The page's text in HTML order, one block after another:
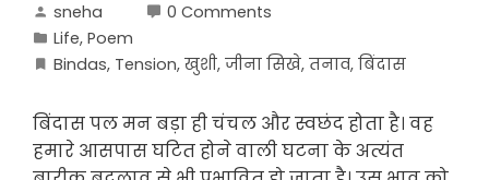
sneha
0 Comments
Life, Poem
Bindas, Tension, खुशी, जीना सिखे, तनाव, बिंदास
बिंदास पल मन बड़ा ही चंचल और स्वछंद होता है। वह
हमारे आसपास घटित होने वाली घटना के अत्यंत